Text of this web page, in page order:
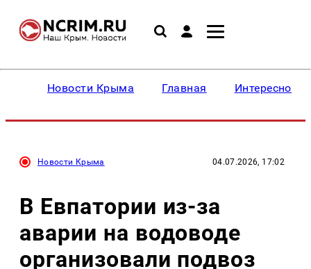
Новости Крыма Главная Интересное
Новости Крыма 04.07.2026, 17:02
В Евпатории из-за
аварии на водоводе
организовали подвоз